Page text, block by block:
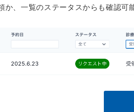
、一覧のステータスからも確認可